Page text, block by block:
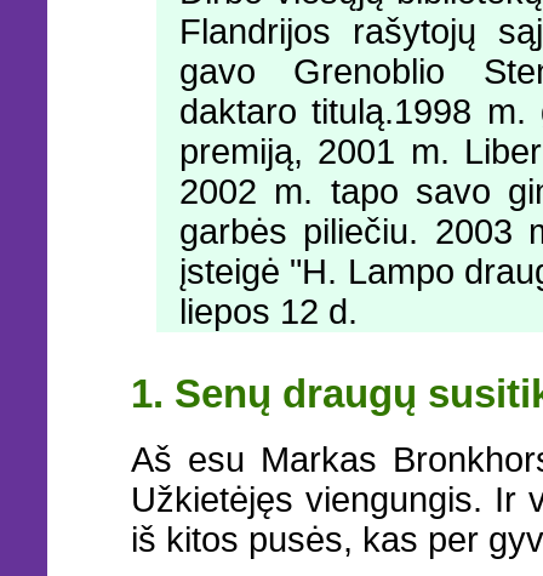
Flandrijos rašytojų
gavo Grenoblio
daktaro titulą.1998 m.
premiją, 2001 m.
2002 m. tapo savo
garbės piliečiu. 2003
įsteigė "H. Lampo
liepos 12 d.
1. Senų draugų
Aš esu Markas
Užkietėjęs viengungis. Ir
iš kitos pusės, kas per